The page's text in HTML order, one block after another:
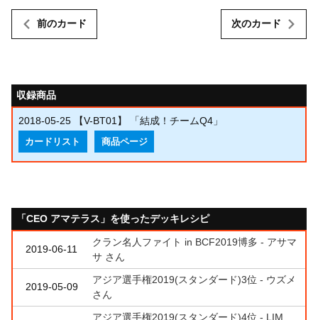
前のカード 次のカード
収録商品
2018-05-25 【V-BT01】 「結成！チームQ4」
カードリスト 商品ページ
「CEO アマテラス」を使ったデッキレシピ
2019-06-11
クラン名人ファイト in BCF2019博多 - アサマ
サ さん
2019-05-09
アジア選手権2019(スタンダード)3位 - ウズメ
さん
アジア選手権2019(スタンダード)4位 - LIM